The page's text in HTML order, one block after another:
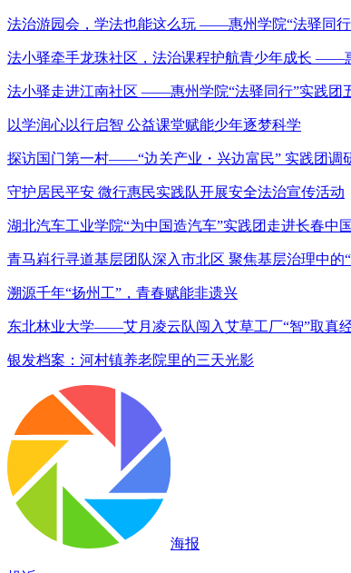
法治游园会，学法也能这么玩 ——惠州学院“法驿同
法小驿牵手龙珠社区，法治课程护航青少年成长 ——
法小驿走进江南社区 ——惠州学院“法驿同行”实践团
以学润心以行启智 公益课堂赋能少年逐梦科学
探访国门第一村——“边关产业・兴边富民” 实践团调
守护居民平安 微行惠民实践队开展安全法治宣传活动
湖北汽车工业学院“为中国造汽车”实践团走进长春中
青马嵙行寻道基层团队深入市北区 聚焦基层治理中的
溯源千年“扬州工”，青春赋能非遗兴
东北林业大学——艾月凌云队闯入艾草工厂“智”取真
银发档案：河村镇养老院里的三天光影
海报